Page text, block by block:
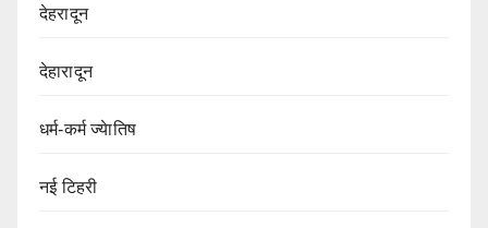
देहरादून
देहारादून
धर्म-कर्म ज्येातिष
नई टिहरी